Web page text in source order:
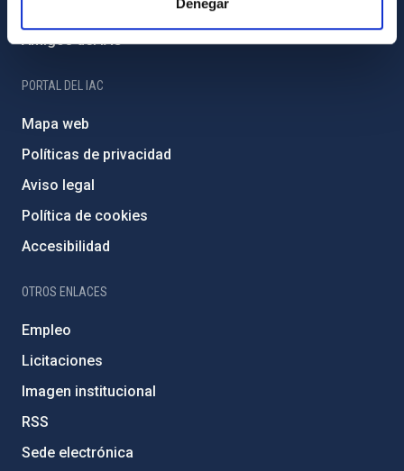
Denegar
Programa Severo Ochoa
Amigos del IAC
PORTAL DEL IAC
Mapa web
Políticas de privacidad
Aviso legal
Política de cookies
Accesibilidad
OTROS ENLACES
Empleo
Licitaciones
Imagen institucional
RSS
Sede electrónica